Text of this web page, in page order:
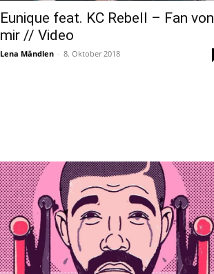
Eunique feat. KC Rebell – Fan von
mir // Video
Lena Mändlen - 8. Oktober 2018